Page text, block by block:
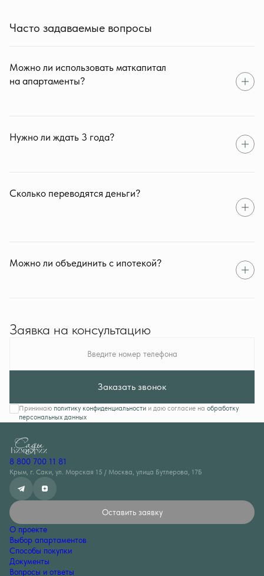
Часто задаваемые вопросы
Можно ли использовать маткапитал
на апартаменты?
Нужно ли ждать 3 года?
Сколько переводятся деньги?
Можно ли объединить с ипотекой?
Заявка на консультацию
Введите номер телефона
Заказать звонок
Принимаю политику конфиденциальностии даю согласие на обработку
персональных данных
8 800 700 11 81
Крым, г. Саки, ул. Морская 15 / Москва, улица Бутлерова, 17Б
Оставить заявку
О проекте
Выбор апартаментов
Способы покупки
Документы
Вопросы и ответы